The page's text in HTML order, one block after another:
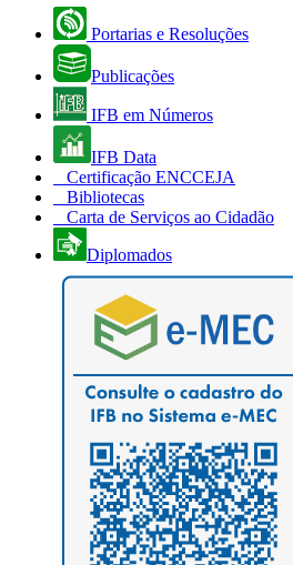
Portarias e Resoluções
Publicações
IFB em Números
IFB Data
Certificação ENCCEJA
Bibliotecas
Carta de Serviços ao Cidadão
Diplomados